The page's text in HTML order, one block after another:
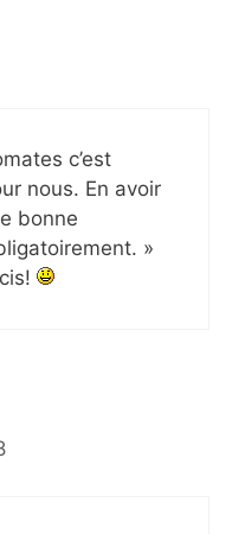
c’est
nous. En avoir
bonne
»